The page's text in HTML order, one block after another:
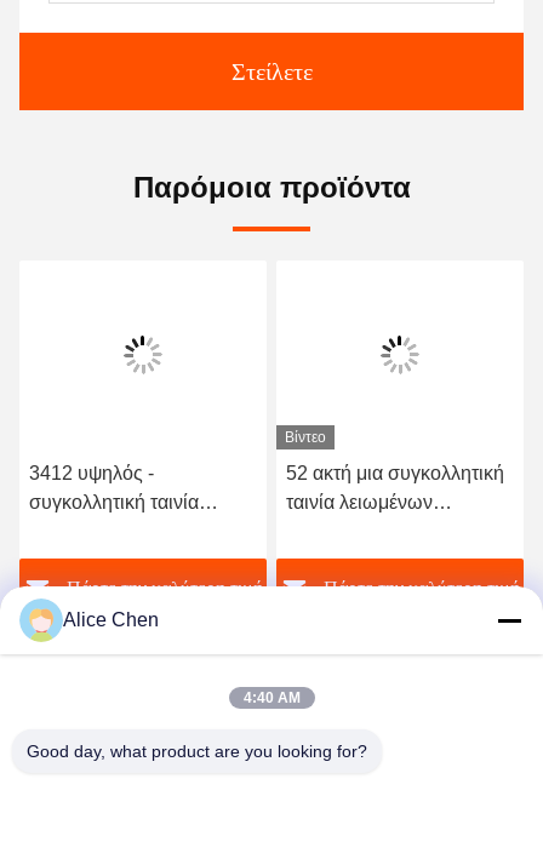
Στείλετε
Παρόμοια προϊόντα
3412 υψηλός -
συγκολλητική ταινία
ποιοτικού ελαστική
πολυουρεθάνιου καυτή
Πάρτε την καλύτερη τιμή
Βίντεο
52 ακτή μια συγκολλητική
ταινία λειωμένων
TPU καυτή για το άνευ
ραφής εσώρουχο
Πάρτε την καλύτερη τιμή
Shenzhen Tunsing Plastic Products Co., Ltd.
Alice Chen
4:40 AM
Good day, what product are you looking for?